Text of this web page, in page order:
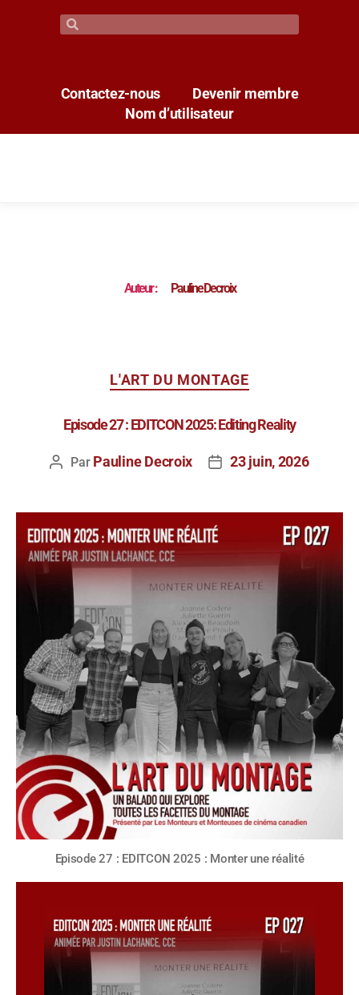
Contactez-nous
Devenir membre
Nom d’utilisateur
Auteur : Pauline Decroix
L'ART DU MONTAGE
Episode 27 : EDITCON 2025: Editing Reality
Par Pauline Decroix 23 juin, 2026
Episode 27 : EDITCON 2025 : Monter une réalité